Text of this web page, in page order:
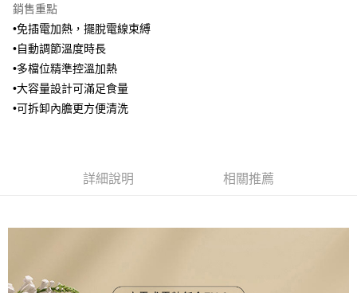
4.訂單成立30分鐘內，如未前往確認交易或遇審核未通過，訂單將自動取
消。如遇「轉專審核」未通過狀況，表示未達大哥付你分期系統評分，恕無
法說明評估內容。
【繳款方式說明】
1.分期款項不併入電信帳單，「大哥付你分期」於每月結算日後寄送繳費提
2.透過簡訊連結打開帳單後，可選擇「超商條碼／台灣大直營門市／銀行轉
帳／街口支付／iPASS MONEY」等通路繳費。
買賣價金債權讓與本公司後，依約使用本公司帳單繳交帳款。
１．簡單：不需註冊會員、不需綁卡、不需儲值。
２．便利：只要手機號碼，簡訊認證，即可結帳。
３．安心：先確認商品／服務後，再付款。
【「AFTEE先享後付」結帳流程】
１．於結帳方式選擇「AFTEE先享後付」後，將跳轉至「AFTEE先享後付」
２．訂單成立數日內，您將收到繳費通知簡訊。
購買商品的店家。未經商家同意取消之訂單仍視為有效，需透過AFTEE先享
後付繳納相關費用。
客戶支援中心」https://netprotections.freshdesk.com/support/home
易，需依本服務之必要範圍內提供個人資料，並將交易相關給付款項請求債
運送方式
免運優惠
免運費
京站台北店客服中心(1F星巴克旁) 即日起不提供京站紙袋，取件時
請自備購物袋，若需購買紙袋可現場詢問
銷售重點
•免插電加熱，擺脫電線束縛
•自動調節溫度時長
•多檔位精準控溫加熱
•大容量設計可滿足食量
•可拆卸內膽更方便清洗
詳細說明 相關推薦